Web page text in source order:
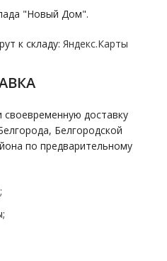
"Новый Дом".
к складу: Яндекс.Карты
доставку
Белгородской
по предварительному